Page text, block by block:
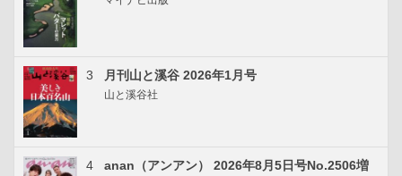
3 月刊山と溪谷 2026年1月号
山と溪谷社
4
anan（アンアン） 2026年8月5日号No.2506増